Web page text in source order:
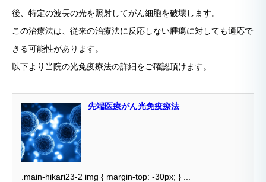
後、特定の波長の光を照射してがん細胞を破壊します。
この治療法は、従来の治療法に反応しない腫瘍に対しても適応で
きる可能性があります。
以下より当院の光免疫療法の詳細をご確認頂けます。
先端医療がん光免疫療法
.main-hikari23-2 img { margin-top: -30px; } ...